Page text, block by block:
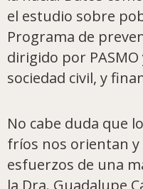
el estudio sobre
Programa de
dirigido por
sociedad civil, y
No cabe duda que
fríos nos orientan
esfuerzos de una
la Dra. Guadalupe